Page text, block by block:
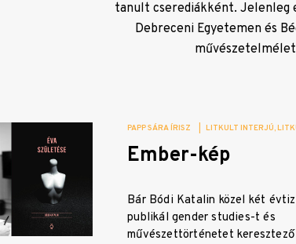
tanult cserediákként. Jelenleg
Debreceni Egyetemen és
PAPP SÁRA ÍRISZ LITKULT INTERJÚ
Ember-kép
Bár Bódi Katalin közel két
publikál gender studies-t és
művészettörténetet keresztező